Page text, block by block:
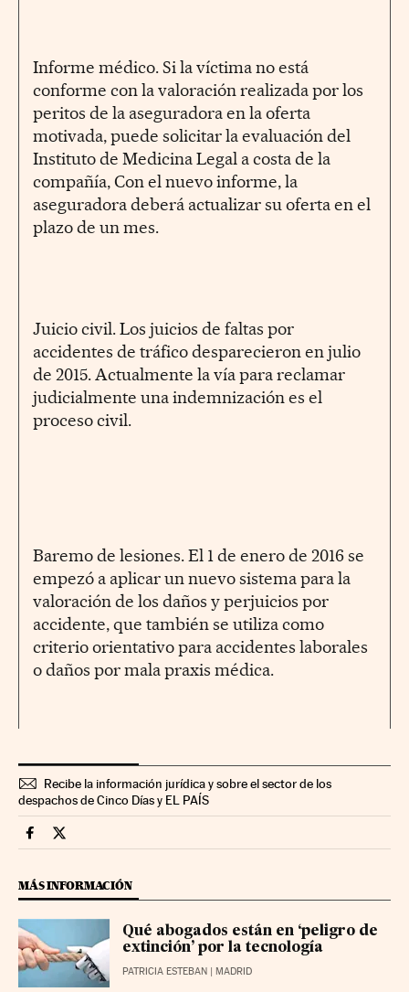
Informe médico. Si la víctima no está
conforme con la valoración realizada por los
peritos de la aseguradora en la oferta
motivada, puede solicitar la evaluación del
Instituto de Medicina Legal a costa de la
compañía, Con el nuevo informe, la
aseguradora deberá actualizar su oferta en el
plazo de un mes.
Juicio civil. Los juicios de faltas por
accidentes de tráfico desparecieron en julio
de 2015. Actualmente la vía para reclamar
judicialmente una indemnización es el
proceso civil.
Baremo de lesiones. El 1 de enero de 2016 se
empezó a aplicar un nuevo sistema para la
valoración de los daños y perjuicios por
accidente, que también se utiliza como
criterio orientativo para accidentes laborales
o daños por mala praxis médica.
Recibe la información jurídica y sobre el sector de los
despachos de Cinco Días y EL PAÍS
Legal Cinco Días en Facebook
Legal Cinco Días en Twitter
MÁS INFORMACIÓN
Qué abogados están en ‘peligro de
extinción’ por la tecnología
PATRICIA ESTEBAN | MADRID